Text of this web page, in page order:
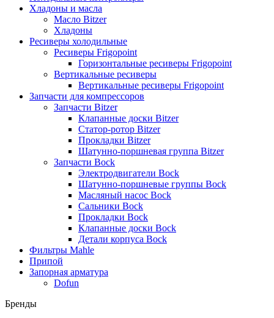
Хладоны и масла
Масло Bitzer
Хладоны
Ресиверы холодильные
Ресиверы Frigopoint
Горизонтальные ресиверы Frigopoint
Вертикальные ресиверы
Вертикальные ресиверы Frigopoint
Запчасти для компрессоров
Запчасти Bitzer
Клапанные доски Bitzer
Статор-ротор Bitzer
Прокладки Bitzer
Шатунно-поршневая группа Bitzer
Запчасти Bock
Электродвигатели Bock
Шатунно-поршневые группы Bock
Масляный насос Bock
Сальники Bock
Прокладки Bock
Клапанные доски Bock
Детали корпуса Bock
Фильтры Mahle
Припой
Запорная арматура
Dofun
Бренды